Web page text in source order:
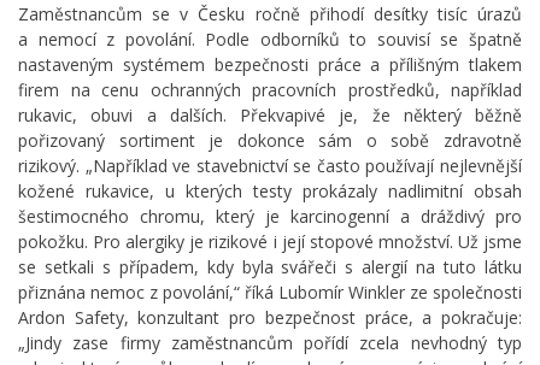
Zaměstnancům se v Česku ročně přihodí desítky tisíc úrazů
a nemocí z povolání. Podle odborníků to souvisí se špatně
nastaveným systémem bezpečnosti práce a přílišným tlakem
firem na cenu ochranných pracovních prostředků, například
rukavic, obuvi a dalších. Překvapivé je, že některý běžně
pořizovaný sortiment je dokonce sám o sobě zdravotně
rizikový. „Například ve stavebnictví se často používají nejlevnější
kožené rukavice, u kterých testy prokázaly nadlimitní obsah
šestimocného chromu, který je karcinogenní a dráždivý pro
pokožku. Pro alergiky je rizikové i její stopové množství. Už jsme
se setkali s případem, kdy byla svářeči s alergií na tuto látku
přiznána nemoc z povolání,“ říká Lubomír Winkler ze společnosti
Ardon Safety, konzultant pro bezpečnost práce, a pokračuje:
„Jindy zase firmy zaměstnancům pořídí zcela nevhodný typ